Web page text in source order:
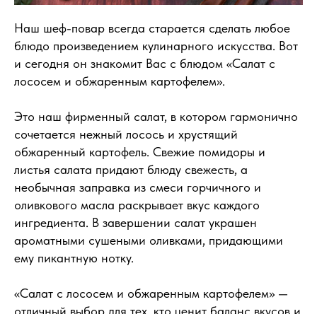
Наш шеф-повар всегда старается сделать любое
блюдо произведением кулинарного искусства. Вот
и сегодня он знакомит Вас с блюдом «Салат с
лососем и обжаренным картофелем».
Это наш фирменный салат, в котором гармонично
сочетается нежный лосось и хрустящий
обжаренный картофель. Свежие помидоры и
листья салата придают блюду свежесть, а
необычная заправка из смеси горчичного и
оливкового масла раскрывает вкус каждого
ингредиента. В завершении салат украшен
ароматными сушеными оливками, придающими
ему пикантную нотку.
«Салат с лососем и обжаренным картофелем» —
отличный выбор для тех, кто ценит баланс вкусов и